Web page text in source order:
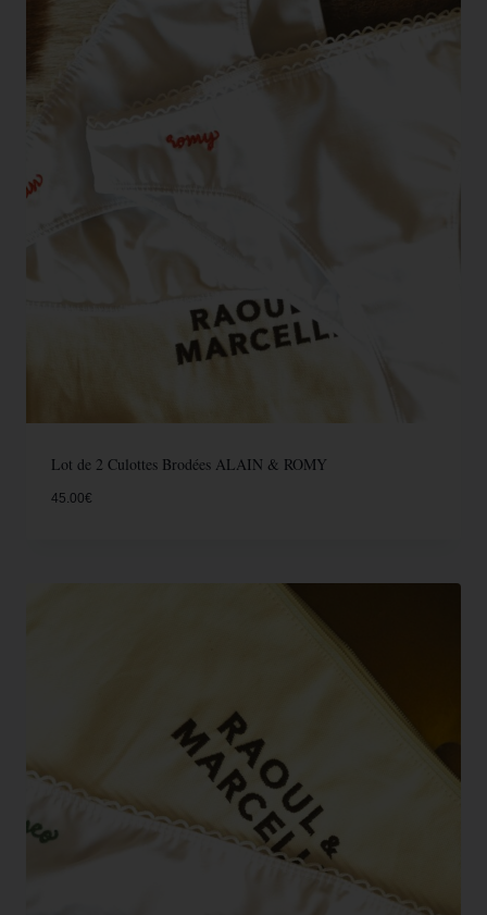
Lot de 2 Culottes Brodées ALAIN & ROMY
45.00€